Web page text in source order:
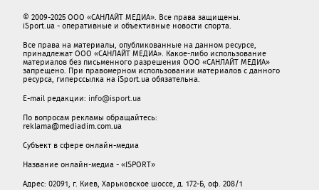
© 2009-2025 ООО «САНЛАЙТ МЕДИА». Все права защищены.
iSport.ua - оперативные и объективные новости спорта.
Все права на материалы, опубликованные на данном ресурсе,
принадлежат ООО «САНЛАЙТ МЕДИА». Какое-либо использование
материалов без письменного разрешения ООО «САНЛАЙТ МЕДИА»
запрещено. При правомерном использовании материалов с данного
ресурса, гиперссылка на iSport.ua обязательна.
E-mail редакции: info@isport.ua
По вопросам рекламы обращайтесь:
reklama@mediadim.com.ua
Субъект в сфере онлайн-медиа
Название онлайн-медиа - «ISPORT»
Адрес: 02091, г. Киев, Харьковское шоссе, д. 172-Б, оф. 208/1